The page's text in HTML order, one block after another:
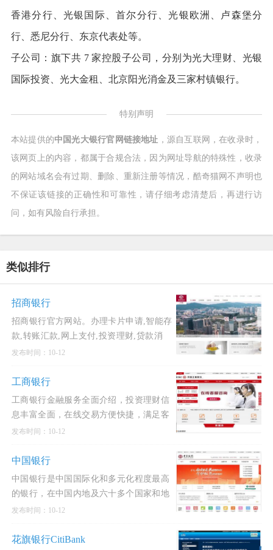
香港分行、光银国际、首尔分行、光银欧洲、卢森堡分
行、悉尼分行、东京代表处等。
子公司：旗下共 7 家控股子公司，分别为光大理财、光银
国际投资、光大金租、北京阳光消金及三家村镇银行。
特别声明
本站提供的中国光大银行官网链接地址 ，源自互联网，在收录时，
该网页上的内容，都属于合规合法，因为网址导航的特殊性，收录
的网站域名会有过期、删除、重新注册等情况，酷奇猫网不声明也
不保证该链接的正确性和可靠性，请仔细考虑清楚后，再进行访
问，如有风险自行承担。
类似排行
招商银行
招商银行官方网站。办理卡片申请,智能存
款,转账汇款,网上支付,投资理财,贷款消
费,信用卡还款,生活缴费,外汇买卖,实时利
受一站式综
发布时间：10-12
工商银行
工商银行金融服务全面介绍，投资理财信
息丰富全面，在线交易方便快捷，满足客
户专业化、多元化、人性化的金融服务需
动于一体综合性金融服务平
发布时间：10-12
中国银行
中国银行是中国国际化和多元化程度最高
的银行，在中国内地及六十多个国家和地
区为客户提供全面的金融服务。主要经营
融市场业务，并通过附属
发布时间：10-12
花旗银行CitiBank